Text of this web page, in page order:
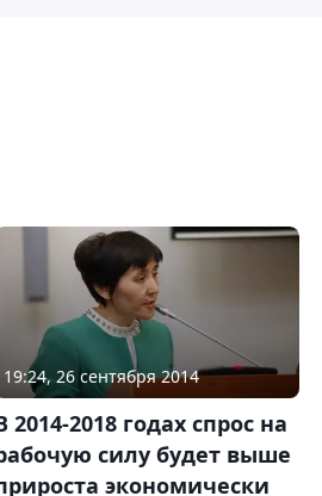
19:24, 26 сентября 2014
2014-2018 годах спрос на
силу будет выше
экономически